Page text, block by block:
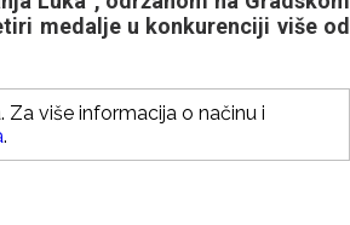
medalje u konkurenciji više od
Za više informacija o načinu i
.